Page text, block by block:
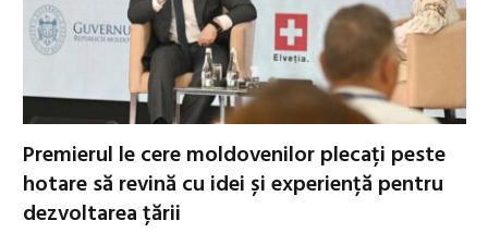
Premierul le cere moldovenilor plecați peste
hotare să revină cu idei și experiență pentru
dezvoltarea țării